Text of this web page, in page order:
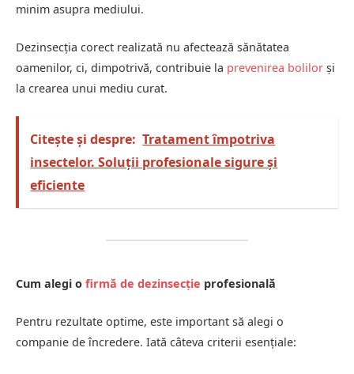
minim asupra mediului.
Dezinsecția corect realizată nu afectează sănătatea
oamenilor, ci, dimpotrivă, contribuie la prevenirea bolilor și
la crearea unui mediu curat.
Citește și despre: Tratament împotriva
insectelor. Soluții profesionale sigure și
eficiente
Cum alegi o firmă de dezinsecție profesională
Pentru rezultate optime, este important să alegi o
companie de încredere. Iată câteva criterii esențiale: